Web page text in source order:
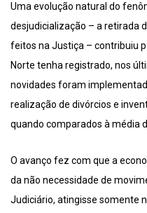
Uma evolução natural do
desjudicialização – a retirada
feitos na Justiça – contribuiu
Norte tenha registrado, nos
novidades foram
realização de divórcios e
quando comparados à média
O avanço fez com que a
da não necessidade de
Judiciário, atingisse somente